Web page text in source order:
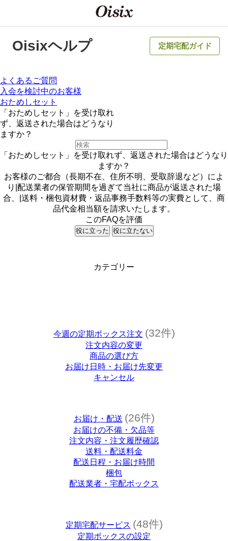
Oisixヘルプ 定期宅配ガイド
よくあるご質問
入会を検討中のお客様
おためしセット
「おためしセット」を受け取れ
ず、返送された場合はどうなり
ますか？
「おためしセット」を受け取れず、返送された場合はどうなり
ますか？
お客様のご都合（長期不在、住所不明、受取辞退など）によ
り|配送業者の保管期間を過ぎて当社に商品が返送された場
合、|送料・梱包資材費・返品事務手数料等の実費として、商
品代金相当額を請求いたします。
このFAQを評価
役に立った 役に立たない
カテゴリー
今週の定期ボックス注文 (32件)
注文内容の変更
商品の選び方
お届け日時・お届け先変更
キャンセル
お届け・配送 (26件)
お届けの不備・欠品等
注文内容・注文履歴確認
送料・配送料金
配送日程・お届け時間
梱包
配送業者・宅配ボックス
定期宅配サービス (48件)
定期ボックスの設定